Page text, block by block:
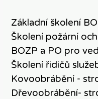
Základní školení
Školení požární
BOZP a PO pro
Školení řidičů
Kovoobrábění -
Dřevoobrábění-